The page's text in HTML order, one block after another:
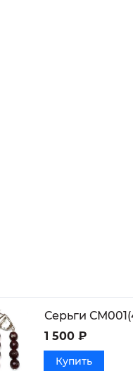
Серьги
1 500 ₽
Купить